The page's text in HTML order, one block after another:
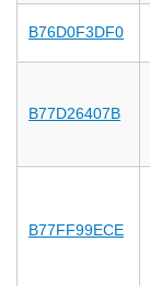
B76D0F3DF0
B77D26407B
B77FF99ECE